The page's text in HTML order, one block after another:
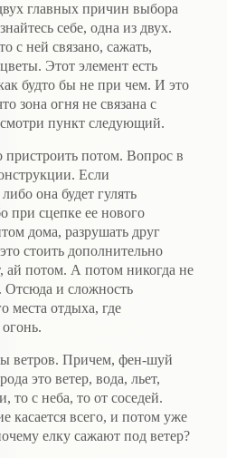
главных причин выбора
себе, одна из двух.
с ней связано, сажать,
Этот элемент есть
будто бы не при чем. И это
зона огня не связана с
пункт следующий.
пристроить потом. Вопрос в
Если
она будет гулять
при сцепке ее нового
дома, разрушать друг
стоить дополнительно
ай потом. А потом никогда не
Отсюда и сложность
места отдыха, где
ветров. Причем, фен-шуй
это ветер, вода, льет,
то с неба, то от соседей.
касается всего, и потом уже
елку сажают под ветер?